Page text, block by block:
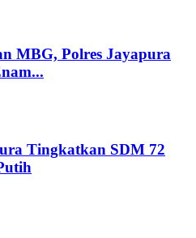
MBG, Polres Jayapura
Tingkatkan SDM 72